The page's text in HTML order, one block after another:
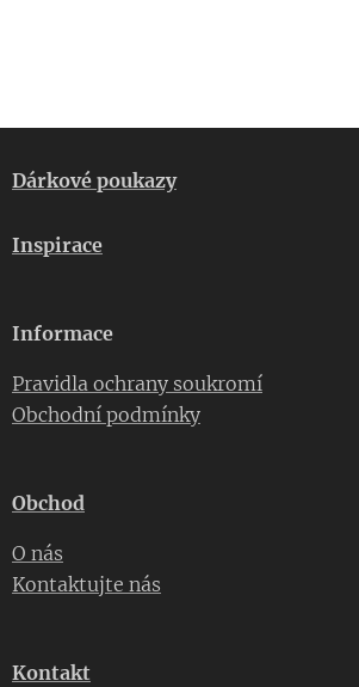
Dárkové poukazy
Inspirace
Informace
Pravidla ochrany soukromí
Obchodní podmínky
Obchod
O nás
Kontaktujte nás
Kontakt